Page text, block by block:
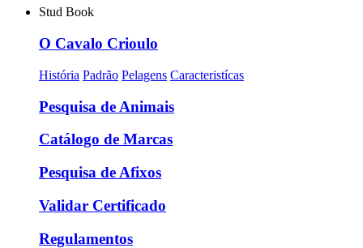
Stud Book
O Cavalo Crioulo
História Padrão Pelagens Caracteristícas
Pesquisa de Animais
Catálogo de Marcas
Pesquisa de Afixos
Validar Certificado
Regulamentos